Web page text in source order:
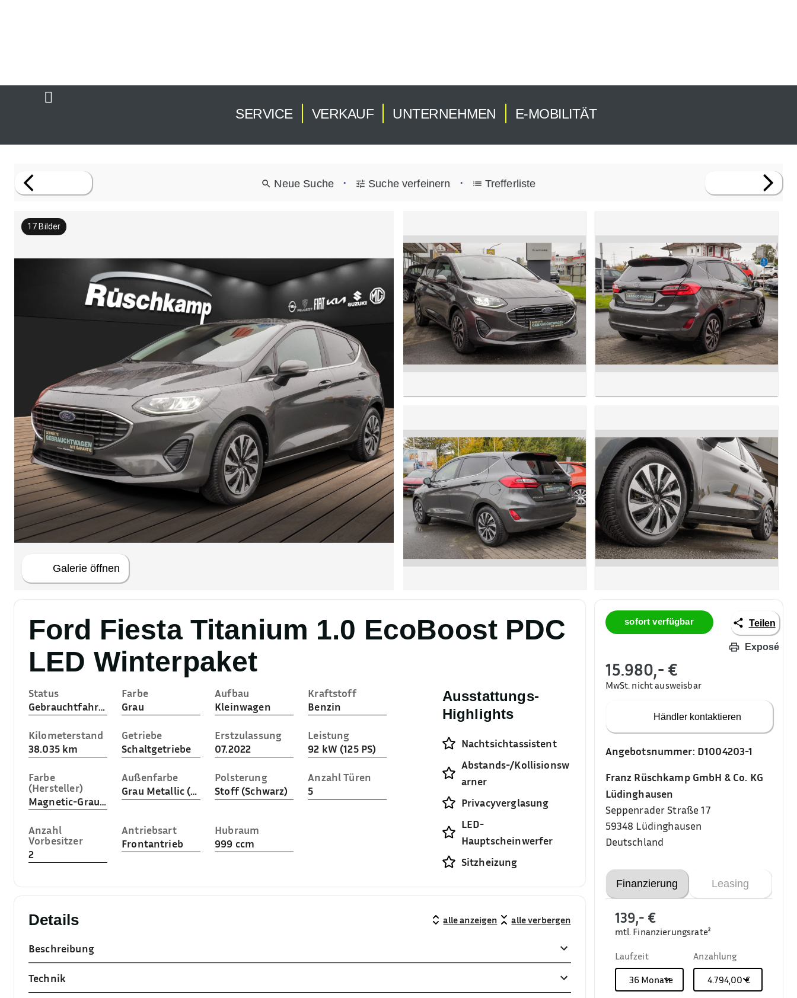
SERVICE VERKAUF UNTERNEHMEN E-MOBILITÄT
Neue Suche • Suche verfeinern • Trefferliste
Galerie öffnen
17 Bilder
Ford Fiesta Titanium 1.0 EcoBoost PDC
LED Winterpaket
Status
Gebrauchtfahrzeug
Farbe
Grau
Aufbau
Kleinwagen
Kraftstoff
Benzin
Kilometerstand
38.035 km
Getriebe
Schaltgetriebe
Erstzulassung
07.2022
Leistung
92 kW (125 PS)
Farbe
(Hersteller)
Magnetic-Grau (Metallic)
Außenfarbe
Grau Metallic (Magnetic-Grau (Metallic))
Polsterung
Stoff (Schwarz)
Anzahl Türen
5
Anzahl
Vorbesitzer
2
Antriebsart
Frontantrieb
Hubraum
999 ccm
Ausstattungs-
Highlights
Nachtsichtassistent
Abstands-/Kollisionsw
arner
Privacyverglasung
LED-
Hauptscheinwerfer
Sitzheizung
Details alle anzeigen alle verbergen
Beschreibung
Technik
sofort verfügbar Teilen
Exposé
15.980,- €
MwSt. nicht ausweisbar
Händler kontaktieren
Angebotsnummer: D1004203-1
Franz Rüschkamp GmbH & Co. KG
Lüdinghausen
Seppenrader Straße 17
59348 Lüdinghausen
Deutschland
Finanzierung Leasing
139,- €
mtl. Finanzierungsrate²
Laufzeit
36Monate
Anzahlung
4.794,00 €